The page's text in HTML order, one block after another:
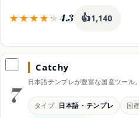
4.3 👍1,140
料金
7日無料体験 / Starter 月19.99ドル
無料枠
常設の無料プランなし（7日間の無
向く用途
概要欄・タグ・チャプターの自動最
7
Catchy
日本語テンプレが豊富な国産ツール
タイプ 日本語・テンプレ 国産